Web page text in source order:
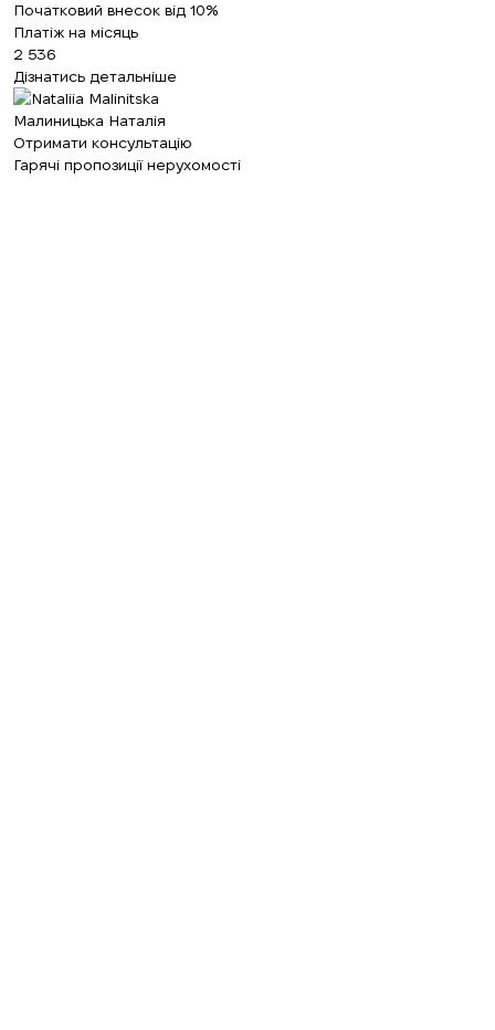
Початковий внесок від 10%
Платіж на місяць
2 536
Дізнатись детальніше
Малиницька Наталія
Отримати консультацію
Гарячі пропозиції нерухомості